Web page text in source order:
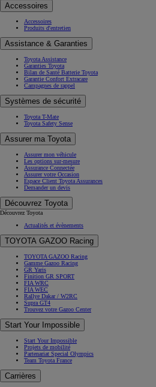
Accessoires
Accessoires
Produits d'entretien
Assistance & Garanties
Toyota Assistance
Garanties Toyota
Bilan de Santé Batterie Toyota
Garantie Confort Extracare
Campagnes de rappel
Systèmes de sécurité
Toyota T-Mate
Toyota Safety Sense
Assurer ma Toyota
Assurer mon véhicule
Les options sur-mesure
Assurance Connectée
Assurer votre Occasion
Espace Client Toyota Assurances
Demander un devis
Découvrez Toyota
Découvrez Toyota
Actualités et évènements
TOYOTA GAZOO Racing
TOYOTA GAZOO Racing
Gamme Gazoo Racing
GR Yaris
Finition GR SPORT
FIA WRC
FIA WEC
Rallye Dakar / W2RC
Supra GT4
Trouvez votre Gazoo Center
Start Your Impossible
Start Your Impossible
Projets de mobilité
Partenariat Special Olympics
Team Toyota France
Carrières